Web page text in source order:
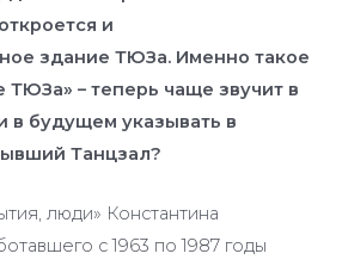
и
здание ТЮЗа. Именно такое
ТЮЗа» – теперь чаще звучит в
в будущем указывать в
Танцзал?
люди» Константина
с 1963 по 1987 годы